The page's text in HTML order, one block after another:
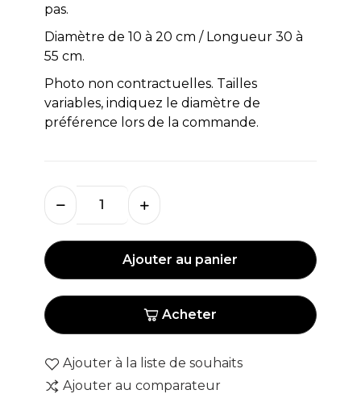
pas.
Diamètre de 10 à 20 cm / Longueur 30 à
55 cm.
Photo non contractuelles. Tailles
variables, indiquez le diamètre de
préférence lors de la commande.
Ajouter au panier
Acheter
Ajouter à la liste de souhaits
Ajouter au comparateur